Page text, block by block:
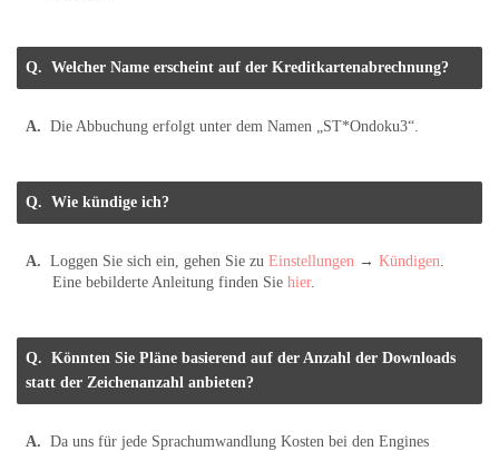
Welcher Name erscheint auf der Kreditkartenabrechnung?
Die Abbuchung erfolgt unter dem Namen „ST*Ondoku3“.
Wie kündige ich?
Loggen Sie sich ein, gehen Sie zu Einstellungen → Kündigen
Eine bebilderte Anleitung finden Sie hier.
Könnten Sie Pläne basierend auf der Anzahl der Downloads
statt der Zeichenanzahl anbieten?
Da uns für jede Sprachumwandlung Kosten bei den Engines